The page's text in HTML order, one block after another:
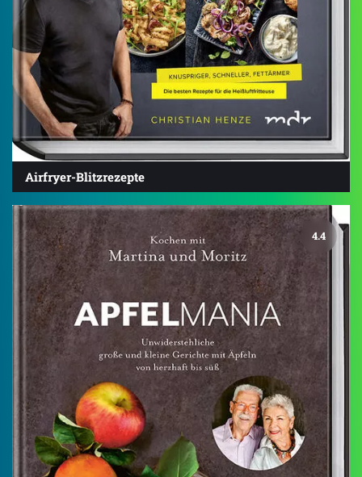
Airfryer-Blitzrezepte
4.4